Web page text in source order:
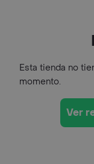
Esta tienda no
momento.
Ver